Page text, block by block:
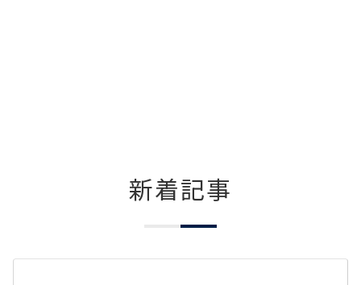
新着記事